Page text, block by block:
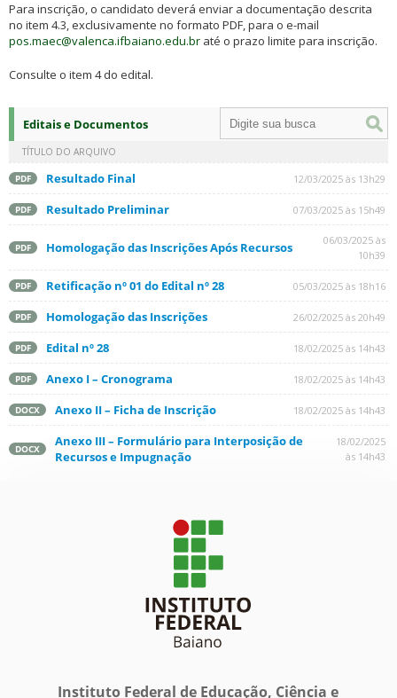
Para inscrição, o candidato deverá enviar a documentação descrita
no item 4.3, exclusivamente no formato PDF, para o e-mail
pos.maec@valenca.ifbaiano.edu.br até o prazo limite para inscrição.
Consulte o item 4 do edital.
Editais e Documentos
TÍTULO DO ARQUIVO
PDF Resultado Final 12/03/2025 às 13h29
PDF Resultado Preliminar 07/03/2025 às 15h49
PDF Homologação das Inscrições Após Recursos
06/03/2025 às
10h39
PDF Retificação nº 01 do Edital nº 28 05/03/2025 às 18h16
PDF Homologação das Inscrições 26/02/2025 às 20h49
PDF Edital nº 28 18/02/2025 às 14h43
PDF Anexo I – Cronograma 18/02/2025 às 14h43
DOCX Anexo II – Ficha de Inscrição 18/02/2025 às 14h43
DOCX
Anexo III – Formulário para Interposição de
Recursos e Impugnação
18/02/2025
às 14h43
Instituto Federal de Educação, Ciência e